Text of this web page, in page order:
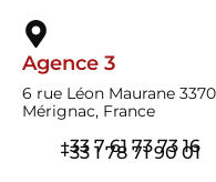
Agence 3
6 rue Léon Maurane
Mérignac, France
+33 7 61 73 73 16
+33 1 78 71 90 01